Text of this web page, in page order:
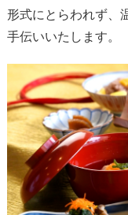
形式にとらわれず、
手伝いいたします。